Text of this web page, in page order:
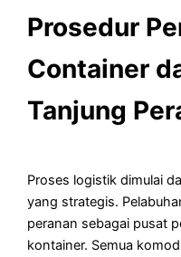
Prosedur
Container
Tanjung
Proses logistik dimulai
yang strategis.
peranan sebagai pusat
kontainer. Semua